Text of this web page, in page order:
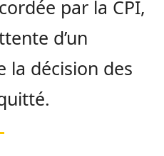
par la CPI,
d’un
la décision des